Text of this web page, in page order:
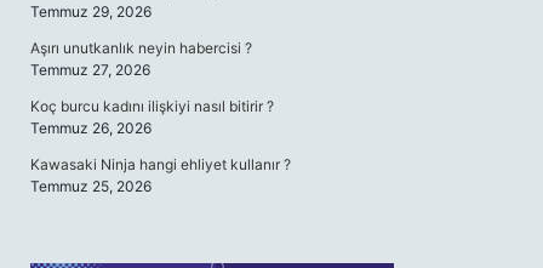
Temmuz 29, 2026
Aşırı unutkanlık neyin habercisi ?
Temmuz 27, 2026
Koç burcu kadını ilişkiyi nasıl bitirir ?
Temmuz 26, 2026
Kawasaki Ninja hangi ehliyet kullanır ?
Temmuz 25, 2026